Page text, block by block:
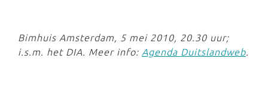
Bimhuis Amsterdam, 5 mei 2010, 20.30 uur;
i.s.m. het DIA. Meer info: Agenda Duitslandweb.